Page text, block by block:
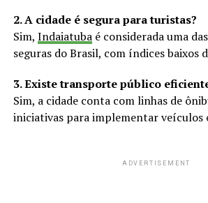
2. A cidade é segura para turistas?
Sim, Indaiatubaé considerada uma
seguras do Brasil, com índices baixos
3. Existe transporte público
Sim, a cidade conta com linhas de
iniciativas para implementar veículos
ADVERTISEMENT